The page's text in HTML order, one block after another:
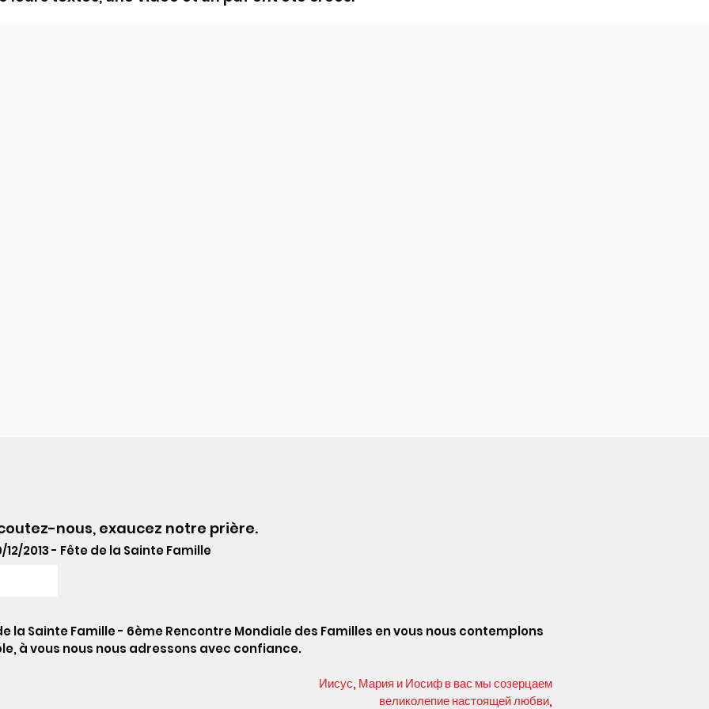
nous, exaucez notre prière.
2013 - Fête de la Sainte Famille
la Sainte Famille - 6ème Rencontre Mondiale des Familles en vous nous contemplons
à vous nous nous adressons avec confiance.
Иисус, Мария и Иосиф в вас мы созерцаем
великолепие настоящей любви,